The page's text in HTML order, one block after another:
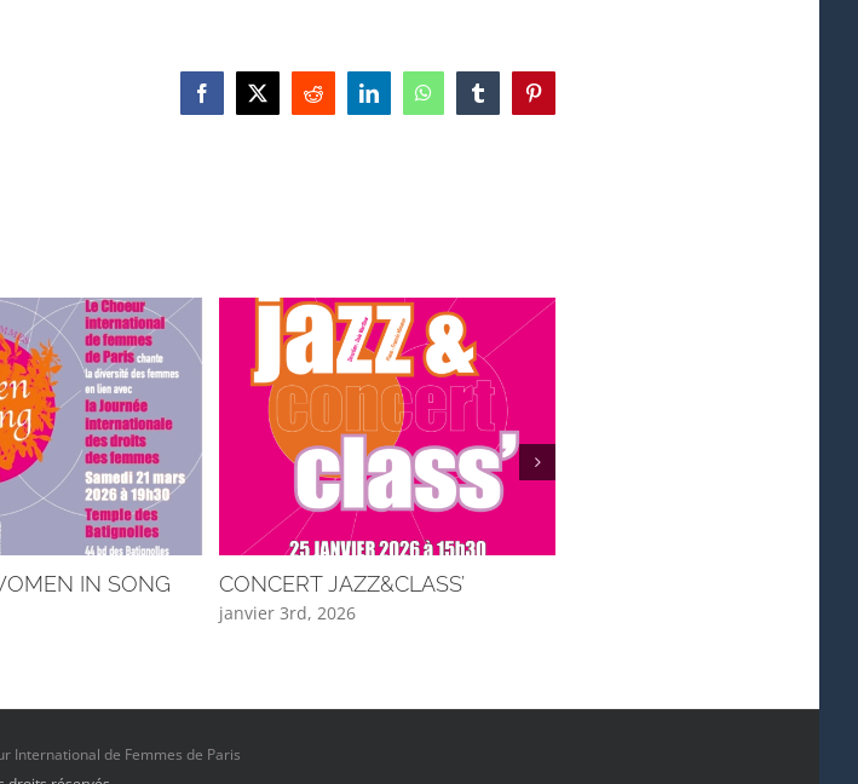
Facebook
X Reddit LinkedInWhatsAppTumblrPinterest
IN SONG CONCERT JAZZ&CLASS’
janvier 3rd, 2026
de Femmes de Paris